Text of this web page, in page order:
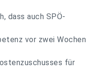
dass auch SPÖ-
vor zwei Wochen
für